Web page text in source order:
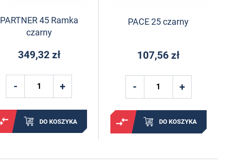
PARTNER 45 Ramka
czarny
349,32 zł
DO KOSZYKA
PACE 25 czarny
107,56 zł
DO KOSZYKA